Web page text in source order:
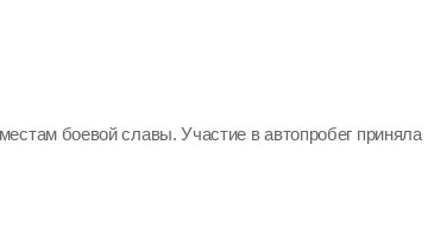
боевой славы. Участие в автопробег приняла